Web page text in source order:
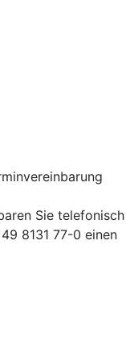
Sie telefonisch
8131 77-0 einen